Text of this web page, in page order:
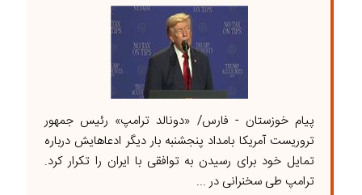
پیام خوزستان - فارس/ «دونالد ترامپ» رئیس جمهور
تروریست آمریکا بامداد پنجشنبه بار دیگر ادعاهایش درباره
تمایل خود برای رسیدن به توافقی با ایران را تکرار کرد.
ترامپ طی سخنرانی در ...